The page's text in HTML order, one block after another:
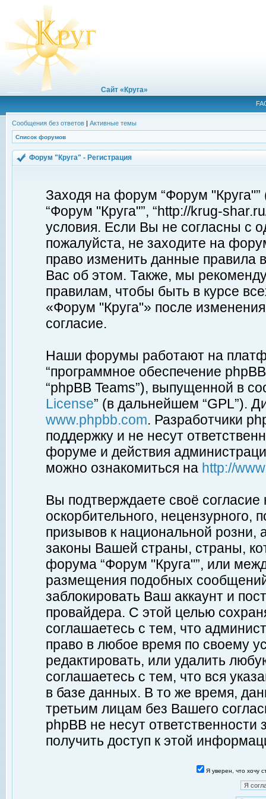
Сайт «Круга»
Сообщения без ответов | Активные темы
Список форумов
Форум "Круга" - Регистрация
Заходя на форум “Форум
“Форум "Круга"”, “http://krug-
условия. Если Вы не согласны с
пожалуйста, не заходите на
право изменить данные правила
Вас об этом. Также, мы
правилам, чтобы быть в курсе
«Форум "Круга"» после
согласие.
Наши форумы работают на
“программное обеспечение
“phpBB Teams”), выпущенной в
License” (в дальнейшем “GPL”).
www.phpbb.com. Разработчики
поддержку и не несут
форуме и действия
можно ознакомиться на http://
Вы подтверждаете своё
оскорбительного, нецензурного,
призывов к национальной
законы Вашей страны, страны,
форума “Форум "Круга"”, или
размещения подобных
заблокировать Ваш аккаунт и
провайдера. С этой целью
соглашаетесь с тем, что
право в любое время по своему
редактировать, или удалить
соглашаетесь с тем, что вся
в базе данных. В то же время,
третьим лицам без Вашего
phpBB не несут ответственности
получить доступ к этой
Я уверен, что хочу